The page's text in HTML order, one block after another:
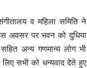
व महिला समिति ने
अवसर पर भवन को दुधिया
अन्य गणमान्य लोग भी
सभी को धन्यवाद देते हुए